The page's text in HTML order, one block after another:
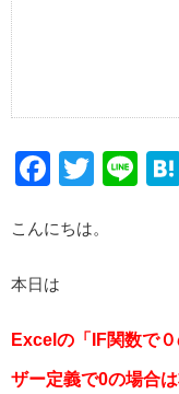
こんにちは。
本日は
Excelの「IF関数で
ザー定義で0の場合